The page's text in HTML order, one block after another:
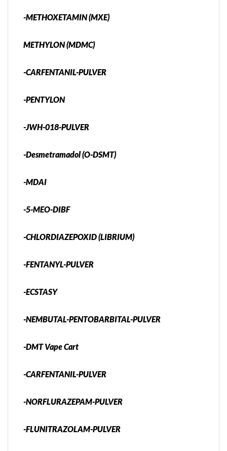
-METHOXETAMIN (MXE)
METHYLON (MDMC)
-CARFENTANIL-PULVER
-PENTYLON
-JWH-018-PULVER
-Desmetramadol (O-DSMT)
-MDAI
-5-MEO-DIBF
-CHLORDIAZEPOXID (LIBRIUM)
-FENTANYL-PULVER
-ECSTASY
-NEMBUTAL-PENTOBARBITAL-PULVER
-DMT Vape Cart
-CARFENTANIL-PULVER
-NORFLURAZEPAM-PULVER
-FLUNITRAZOLAM-PULVER